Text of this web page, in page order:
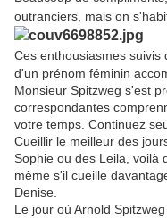
outranciers, mais on
Ces enthousiasmes
d'un prénom féminin
Monsieur Spitzweg s'est
correspondantes
votre temps. Continuez
Cueillir le meilleur des
Sophie ou des Leila, voilà
même s'il cueille
Denise.
Le jour où Arnold